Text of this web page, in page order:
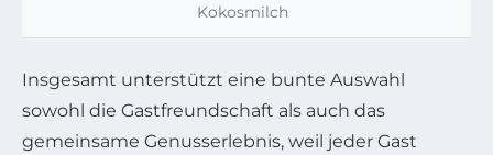
Kokosmilch
Insgesamt unterstützt eine bunte Auswahl
sowohl die Gastfreundschaft als auch das
gemeinsame Genusserlebnis, weil jeder Gast